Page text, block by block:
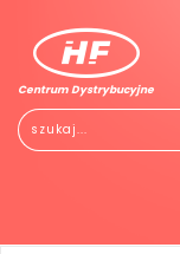
Centrum Dystrybucyjne